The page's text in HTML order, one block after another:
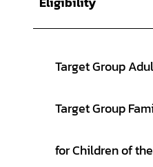
Target Group
Target Group
for Children of